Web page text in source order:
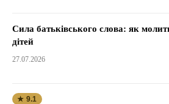
Сила батьківського слова: як
дітей
27.07.2026
★ 9.1